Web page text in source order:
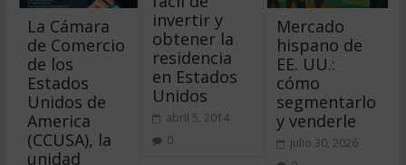
La Cámara
de Comercio
de los
Estados
Unidos de
America
(CCUSA), la
unidad
invertir y
obtener la
residencia
en Estados
Unidos
abril 5, 2014
0
Mercado
hispano de
EE. UU.:
cómo
segmentarlo
y venderle
julio 30, 2026